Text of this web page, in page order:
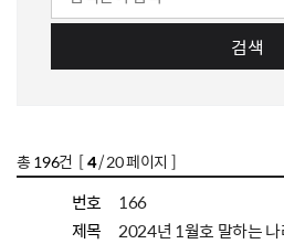
검색
총 196건 [4/ 20 페이지 ]
번호
166
제목
2024년 1월호 말하는